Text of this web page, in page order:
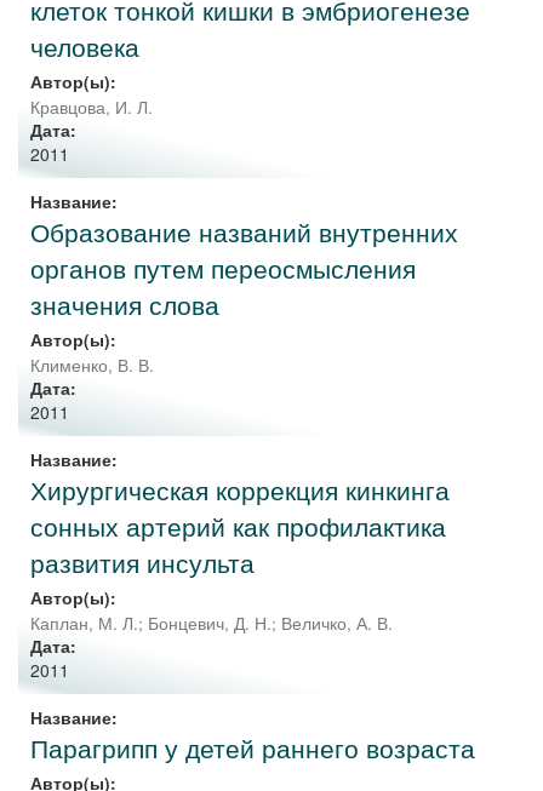
клеток тонкой кишки в эмбриогенезе
человека
Автор(ы):
Кравцова, И. Л.
Дата:
2011
Название:
Образование названий внутренних
органов путем переосмысления
значения слова
Автор(ы):
Клименко, В. В.
Дата:
2011
Название:
Хирургическая коррекция кинкинга
сонных артерий как профилактика
развития инсульта
Автор(ы):
Каплан, М. Л.; Бонцевич, Д. Н.; Величко, А. В.
Дата:
2011
Название:
Парагрипп у детей раннего возраста
Автор(ы):